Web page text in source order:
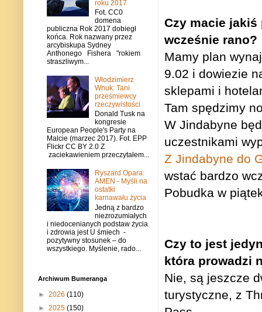
Czy macie
wcześnie rano?
Mamy plan
9.02 i dowiezie
sklepami i
Tam spędzimy
W Jindabyne
uczestnikami
Z Jindabyne do
wstać bardzo
Pobudka w
Czy to jest
która prowadzi
Nie, są jeszcze
turystyczne, z
roku 2017
Fot. CC0
domena
publiczna Rok 2017 dobiegł
końca. Rok nazwany przez
arcybiskupa Sydney
Anthonego Fishera "rokiem
straszliwym...
Włodzimierz
Wnuk: Tani
prześmiewcy
rzeczywistości
Donald Tusk na
kongresie
European People's Party na
Malcie (marzec 2017). Fot. EPP
Flickr CC BY 2.0 Z
zaciekawieniem przeczytałem...
Ryszard Opara:
AMEN - Myśli na
ostatki
karnawału życia
Jedną z bardzo
niezrozumiałych
i niedocenianych podstaw życia
i zdrowia jest U śmiech -
pozytywny stosunek – do
wszystkiego. Myślenie, rado...
Archiwum Bumeranga
► 2026 (110)
► 2025 (150)